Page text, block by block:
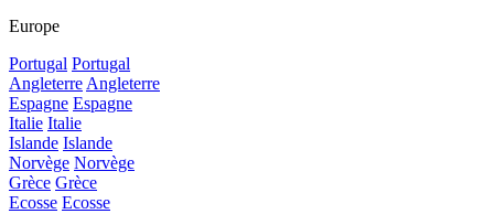
Europe
Portugal Portugal
AngleterreAngleterre
Espagne Espagne
Italie Italie
Islande Islande
Norvège Norvège
Grèce Grèce
Ecosse Ecosse